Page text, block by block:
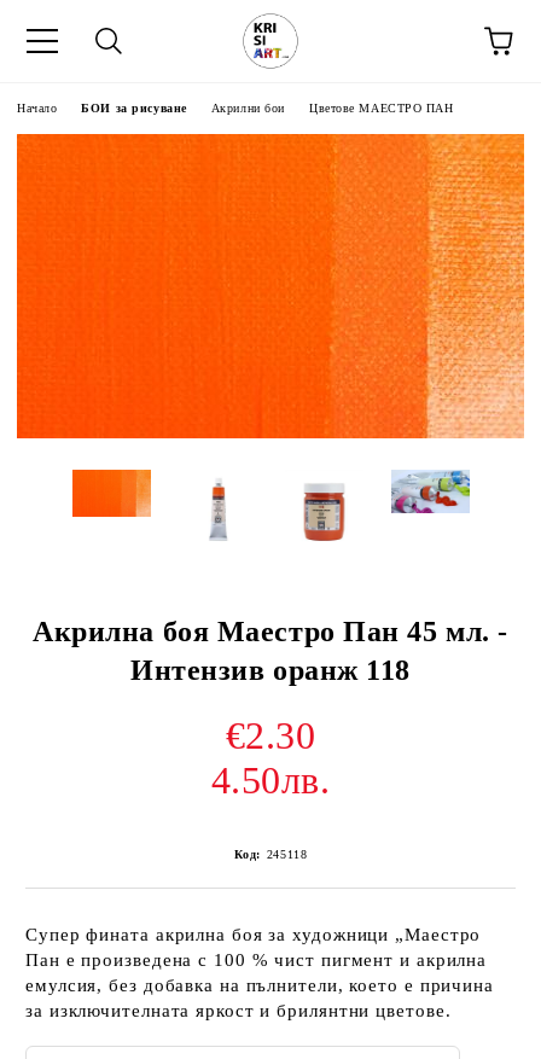
Начало БОИ за рисуване Акрилни бои Цветове МАЕСТРО ПАН
Акрилна боя Маестро Пан 45 мл. -
Интензив оранж 118
€2.30
4.50лв.
Код: 245118
Супер фината акрилна боя за художници „Маестро
Пан е произведена с 100 % чист пигмент и акрилна
емулсия, без добавка на пълнители, което е причина
за изключителната яркост и брилянтни цветове.